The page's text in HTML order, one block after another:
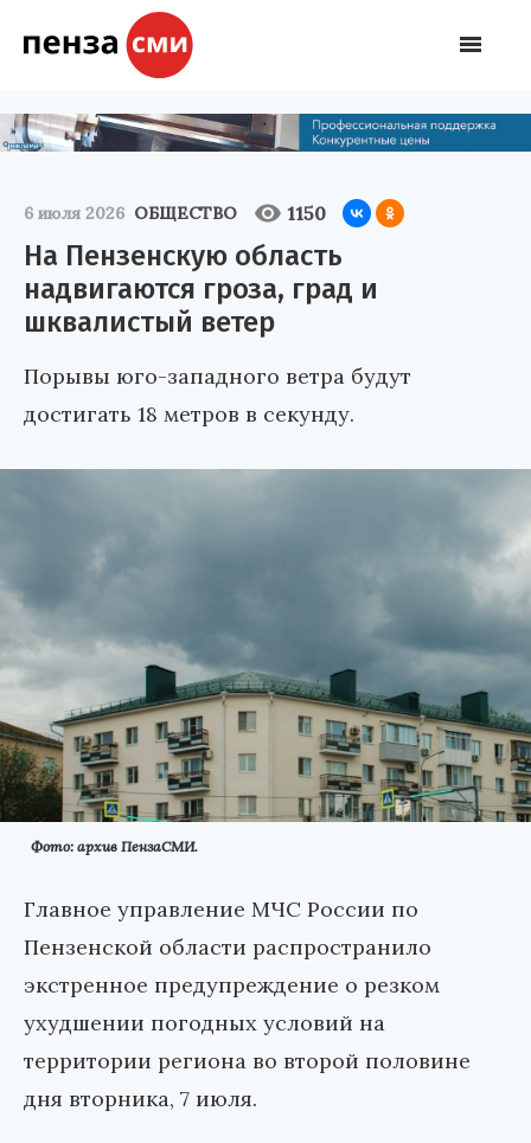
6 июля 2026 ОБЩЕСТВО 1150
На Пензенскую область
надвигаются гроза, град и
шквалистый ветер
Порывы юго-западного ветра будут
достигать 18 метров в секунду.
Фото: архив ПензаСМИ.
Главное управление МЧС России по
Пензенской области распространило
экстренное предупреждение о резком
ухудшении погодных условий на
территории региона во второй половине
дня вторника, 7 июля.